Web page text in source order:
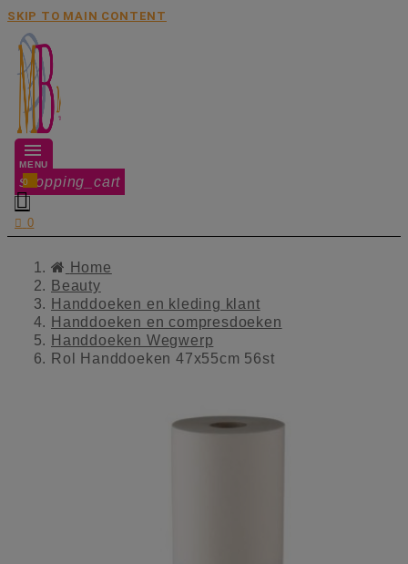
SKIP TO MAIN CONTENT
MENU
shopping_cart
0

 0
Home
Beauty
Handdoeken en kleding klant
Handdoeken en compresdoeken
Handdoeken Wegwerp
Rol Handdoeken 47x55cm 56st